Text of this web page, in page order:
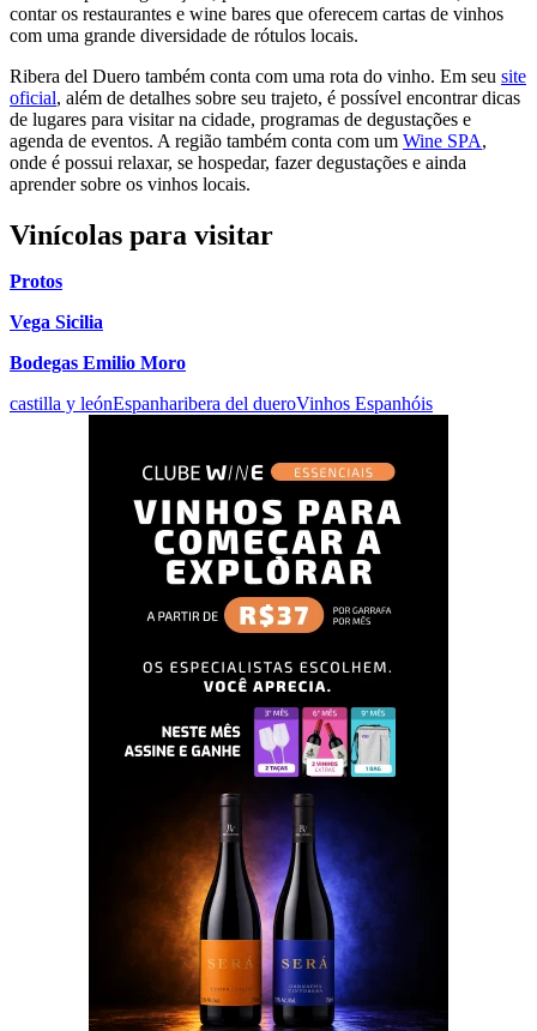
contar os restaurantes e wine bares que oferecem cartas de vinhos
com uma grande diversidade de rótulos locais.
Ribera del Duero também conta com uma rota do vinho. Em seu site
oficial, além de detalhes sobre seu trajeto, é possível encontrar dicas
de lugares para visitar na cidade, programas de degustações e
agenda de eventos. A região também conta com um Wine SPA,
onde é possui relaxar, se hospedar, fazer degustações e ainda
aprender sobre os vinhos locais.
Vinícolas para visitar
Protos
Vega Sicilia
Bodegas Emilio Moro
castilla y leónEspanharibera del dueroVinhos Espanhóis